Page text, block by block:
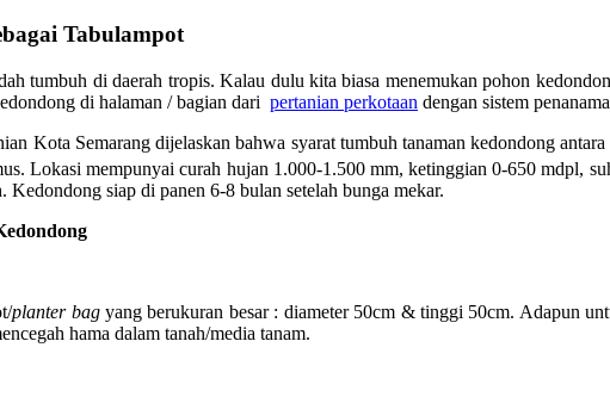
Tabulampot
tumbuh di daerah tropis. Kalau dulu kita biasa menemukan pohon
di halaman / bagian dari pertanian perkotaan dengan sistem
Kota Semarang dijelaskan bahwa syarat tumbuh tanaman kedondong
Lokasi mempunyai curah hujan 1.000-1.500 mm, ketinggian 0-650 mdpl,
siap di panen 6-8 bulan setelah bunga mekar.
planter bagyang berukuran besar : diameter 50cm & tinggi 50cm. Adapun
hama dalam tanah/media tanam.